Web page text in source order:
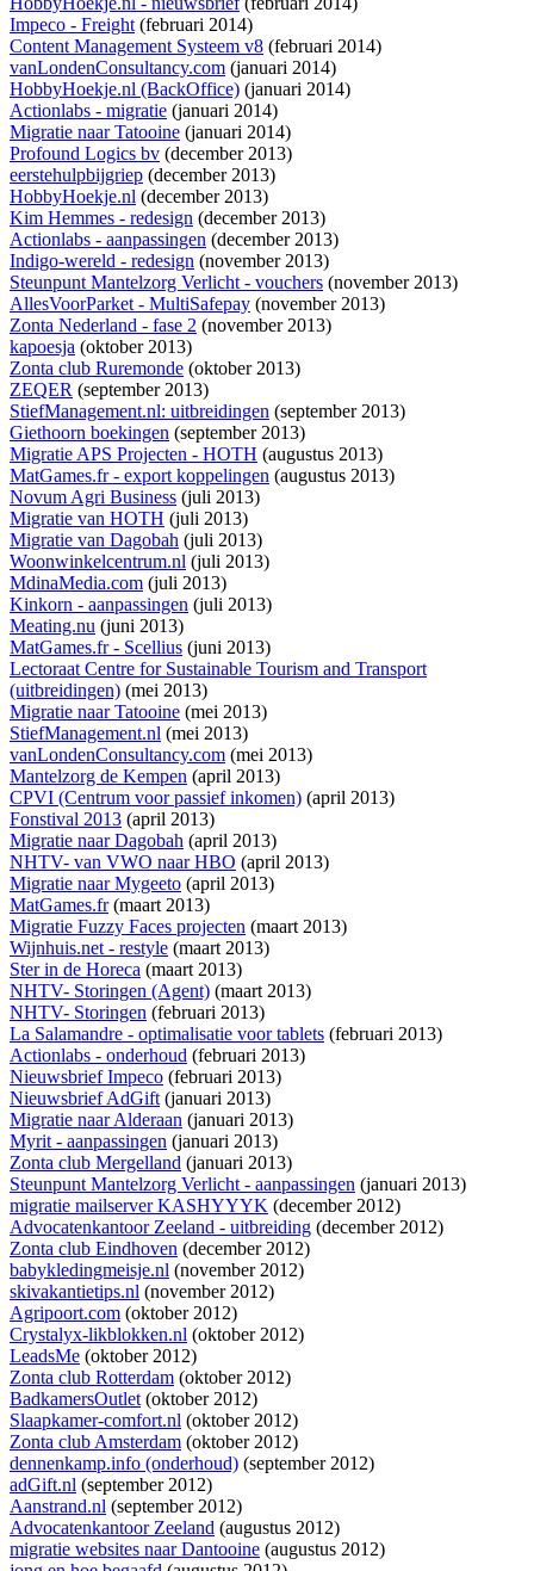
Impeco - Freight(februari 2014)
Content Management Systeem v8 (februari 2014)
vanLondenConsultancy.com (januari 2014)
HobbyHoekje.nl (BackOffice) (januari 2014)
Actionlabs - migratie (januari 2014)
Migratie naar Tatooine (januari 2014)
Profound Logics bv (december 2013)
eerstehulpbijgriep (december 2013)
HobbyHoekje.nl (december 2013)
Kim Hemmes - redesign (december 2013)
Actionlabs - aanpassingen (december 2013)
Indigo-wereld - redesign (november 2013)
Steunpunt Mantelzorg Verlicht - vouchers (november 2013)
AllesVoorParket - MultiSafepay (november 2013)
Zonta Nederland - fase 2 (november 2013)
kapoesja (oktober 2013)
Zonta club Ruremonde (oktober 2013)
ZEQER (september 2013)
StiefManagement.nl: uitbreidingen (september 2013)
Giethoorn boekingen (september 2013)
Migratie APS Projecten - HOTH (augustus 2013)
MatGames.fr - export koppelingen (augustus 2013)
Novum Agri Business (juli 2013)
Migratie van HOTH (juli 2013)
Migratie van Dagobah (juli 2013)
Woonwinkelcentrum.nl (juli 2013)
MdinaMedia.com (juli 2013)
Kinkorn - aanpassingen (juli 2013)
Meating.nu (juni 2013)
MatGames.fr - Scellius (juni 2013)
Lectoraat Centre for Sustainable Tourism and Transport
(uitbreidingen) (mei 2013)
Migratie naar Tatooine (mei 2013)
StiefManagement.nl (mei 2013)
vanLondenConsultancy.com (mei 2013)
Mantelzorg de Kempen (april 2013)
CPVI (Centrum voor passief inkomen) (april 2013)
Fonstival 2013 (april 2013)
Migratie naar Dagobah (april 2013)
NHTV- van VWO naar HBO (april 2013)
Migratie naar Mygeeto (april 2013)
MatGames.fr(maart 2013)
Migratie Fuzzy Faces projecten (maart 2013)
Wijnhuis.net - restyle (maart 2013)
Ster in de Horeca (maart 2013)
NHTV- Storingen (Agent) (maart 2013)
NHTV- Storingen (februari 2013)
La Salamandre - optimalisatie voor tablets (februari 2013)
Actionlabs - onderhoud (februari 2013)
Nieuwsbrief Impeco (februari 2013)
Nieuwsbrief AdGift(januari 2013)
Migratie naar Alderaan (januari 2013)
Myrit - aanpassingen (januari 2013)
Zonta club Mergelland (januari 2013)
Steunpunt Mantelzorg Verlicht - aanpassingen (januari 2013)
migratie mailserver KASHYYYK (december 2012)
Advocatenkantoor Zeeland - uitbreiding (december 2012)
Zonta club Eindhoven (december 2012)
babykledingmeisje.nl (november 2012)
skivakantietips.nl (november 2012)
Agripoort.com (oktober 2012)
Crystalyx-likblokken.nl (oktober 2012)
LeadsMe (oktober 2012)
Zonta club Rotterdam (oktober 2012)
BadkamersOutlet(oktober 2012)
Slaapkamer-comfort.nl (oktober 2012)
Zonta club Amsterdam (oktober 2012)
dennenkamp.info (onderhoud) (september 2012)
adGift.nl (september 2012)
Aanstrand.nl (september 2012)
Advocatenkantoor Zeeland (augustus 2012)
migratie websites naar Dantooine (augustus 2012)